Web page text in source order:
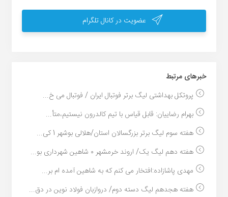
عضویت در کانال تلگرام
خبر‌های مرتبط
پروتکل بهداشتی لیگ برتر فوتبال ایران / فوتبال می خ...
بهرام رضاییان: قابل قیاس با تیم کالدرون نیستیم،متأ...
هفته سوم لیگ برتر بزرگسالان استان/هلالی بوشهر 1 کی...
هفته دهم لیگ یک/ اروند خرمشهر ۰ شاهین شهرداری بو...
مهدی پاشازاده:افتخار می کنم که به شاهین آمده ام بر...
هفته هجدهم لیگ دسته دوم/ دروازبان فولاد نوین در دق...